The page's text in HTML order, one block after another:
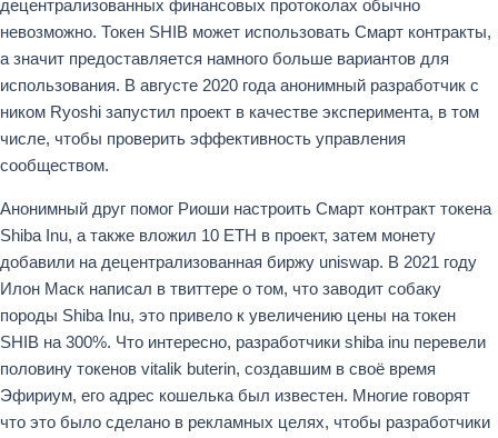
децентрализованных финансовых протоколах обычно
невозможно. Токен SHIB может использовать Смарт контракты,
а значит предоставляется намного больше вариантов для
использования. В августе 2020 года анонимный разработчик с
ником Ryoshi запустил проект в качестве эксперимента, в том
числе, чтобы проверить эффективность управления
сообществом.
Анонимный друг помог Риоши настроить Смарт контракт токена
Shiba Inu, а также вложил 10 ETH в проект, затем монету
добавили на децентрализованная биржу uniswap. В 2021 году
Илон Маск написал в твиттере о том, что заводит собаку
породы Shiba Inu, это привело к увеличению цены на токен
SHIB на 300%. Что интересно, разработчики shiba inu перевели
половину токенов vitalik buterin, создавшим в своё время
Эфириум, его адрес кошелька был известен. Многие говорят
что это было сделано в рекламных целях, чтобы разработчики